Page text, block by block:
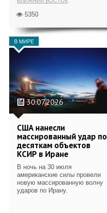
5350
В МИРЕ
30.07.2026
США нанесли
массированный удар по
десяткам объектов
КСИР в Иране
В ночь на 30 июля
американские силы провели
новую массированную волну
ударов по Ирану.